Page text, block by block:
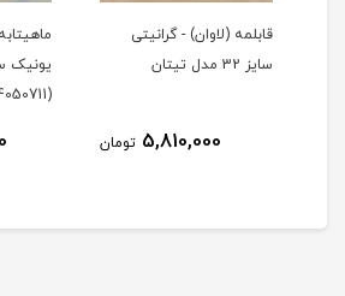
قابلمه (لاوان) - گرانیتی
سایز 32 مدل تیتان
5,810,000 تومان
(04050711)